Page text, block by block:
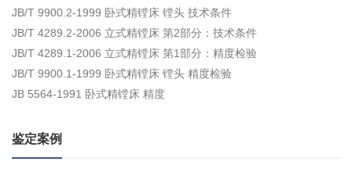
JB/T 9900.2-1999 卧式精镗床 镗头 技术条件
JB/T 4289.2-2006 立式精镗床 第2部分：技术条件
JB/T 4289.1-2006 立式精镗床 第1部分：精度检验
JB/T 9900.1-1999 卧式精镗床 镗头 精度检验
JB 5564-1991 卧式精镗床 精度
鉴定案例